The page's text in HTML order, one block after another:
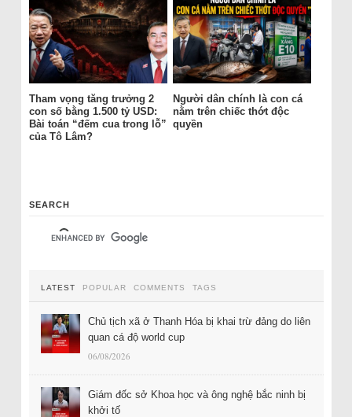
Tham vọng tăng trưởng 2
con số bằng 1.500 tỷ USD:
Bài toán “đếm cua trong lỗ”
của Tô Lâm?
Người dân chính là con cá
nằm trên chiếc thớt độc
quyền
SEARCH
LATEST POPULAR COMMENTS TAGS
Chủ tịch xã ở Thanh Hóa bị khai trừ đảng do liên
quan cá độ world cup
06/08/2026
Giám đốc sở Khoa học và ông nghệ bắc ninh bị
khởi tố